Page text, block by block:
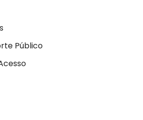
Público